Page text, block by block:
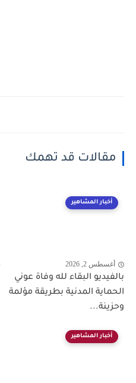
مقالات قد تهمك
أخبار المشاهير
أغسطس 2, 2026
بالفيديو البقاء لله وفاة عوني
الحماية المدنية بطريقة مؤلمة
وحزينة...
أخبار المشاهير